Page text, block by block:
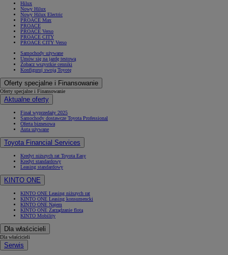
Hilux
Nowy Hilux
Nowy Hilux Electric
PROACE Max
PROACE
PROACE Verso
PROACE CITY
PROACE CITY Verso
Samochody używane
Umów się na jazdę testową
Zobacz wszystkie cenniki
Konfiguruj swoją Toyotę
Oferty specjalne i Finansowanie
Oferty specjalne i Finansowanie
Aktualne oferty
Finał wyprzedaży 2025
Samochody dostawcze Toyota Professional
Oferta biznesowa
Auta używane
Toyota Financial Services
Kredyt niższych rat Toyota Easy
Kredyt standardowy
Leasing standardowy
KINTO ONE
KINTO ONE Leasing niższych rat
KINTO ONE Leasing konsumencki
KINTO ONE Najem
KINTO ONE Zarządzanie flotą
KINTO Mobility
Dla właścicieli
Dla właścicieli
Serwis